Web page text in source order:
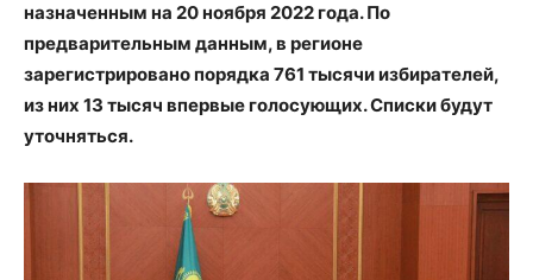
назначенным на 20 ноября 2022 года. По
предварительным данным, в регионе
зарегистрировано порядка 761 тысячи избирателей,
из них 13 тысяч впервые голосующих. Списки будут
уточняться.